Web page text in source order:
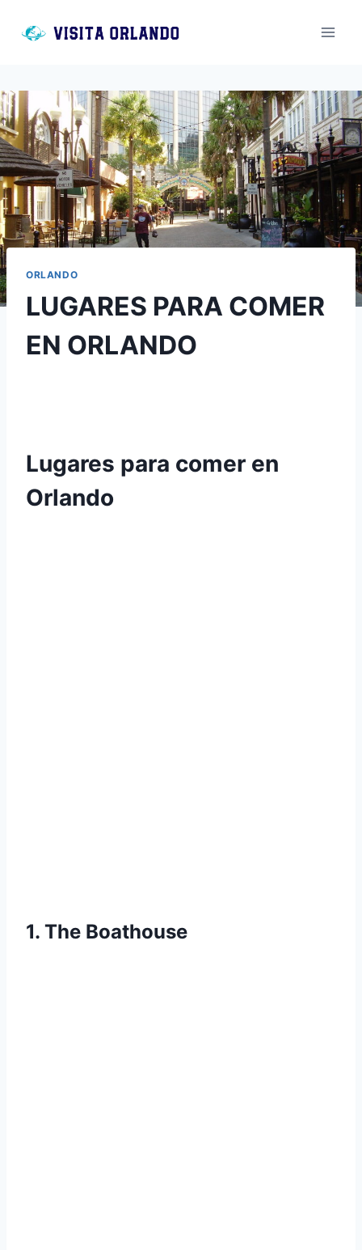
ORLANDO
LUGARES PARA COMER
EN ORLANDO
Lugares para comer en
Orlando
1. The Boathouse